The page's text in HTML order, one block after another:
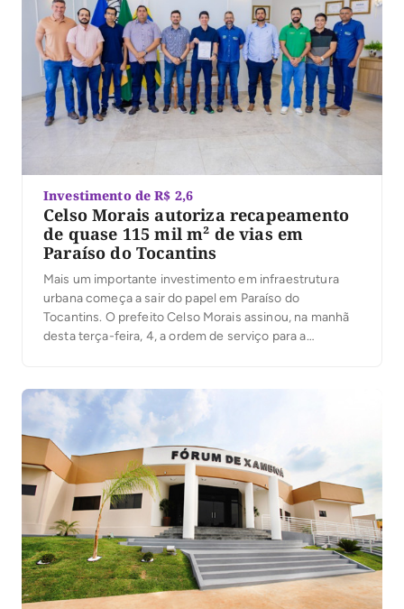
Investimento de R$ 2,6
Celso Morais autoriza recapeamento
de quase 115 mil m² de vias em
Paraíso do Tocantins
Mais um importante investimento em infraestrutura
urbana começa a sair do papel em Paraíso do
Tocantins. O prefeito Celso Morais assinou, na manhã
desta terça-feira, 4, a ordem de serviço para a
avenidas de cinco setores da cidade. Com
investimento […]